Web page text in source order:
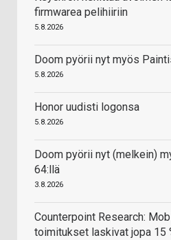
firmwarea pelihiiriin
5.8.2026
Doom pyörii nyt myös
5.8.2026
Honor uudisti logonsa
5.8.2026
Doom pyörii nyt (melkein)
64:llä
3.8.2026
Counterpoint Research:
toimitukset laskivat jopa 15